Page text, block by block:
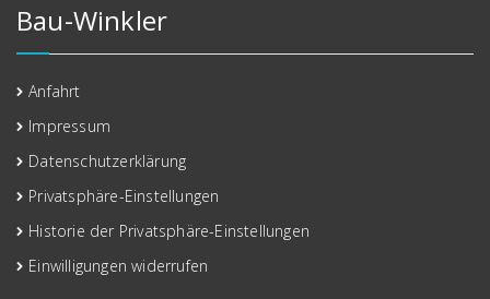
Bau-Winkler
Anfahrt
Impressum
Datenschutzerklärung
Privatsphäre-Einstellungen
Historie der Privatsphäre-Einstellungen
Einwilligungen widerrufen